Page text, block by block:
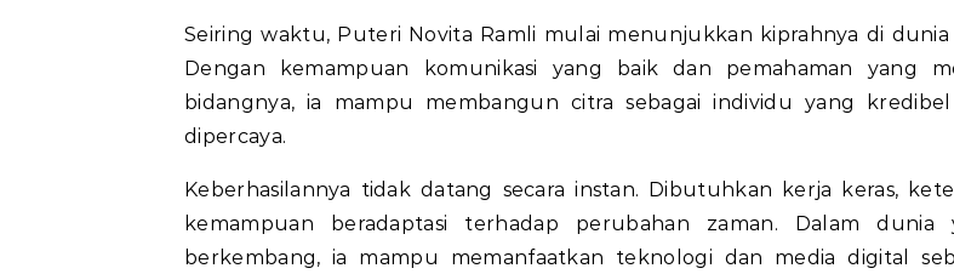
Seiring waktu, Puteri Novita Ramli mulai menunjukkan kiprahnya di dunia
Dengan kemampuan komunikasi yang baik dan pemahaman yang
bidangnya, ia mampu membangun citra sebagai individu yang
dipercaya.
Keberhasilannya tidak datang secara instan. Dibutuhkan kerja keras,
kemampuan beradaptasi terhadap perubahan zaman. Dalam dunia
berkembang, ia mampu memanfaatkan teknologi dan media digital